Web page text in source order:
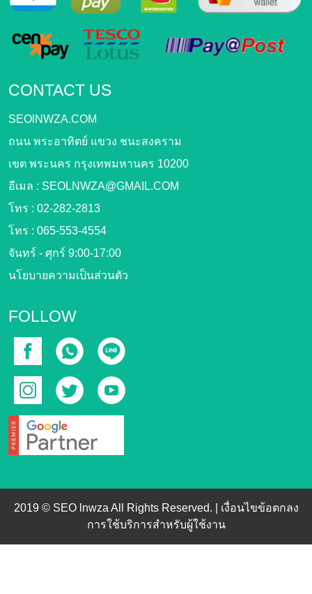
CONTACT US
SEOlNWZA.COM
ถนน พระอาทิตย์ แขวง ชนะสงคราม
เขต พระนคร กรุงเทพมหานคร 10200
อีเมล : SEOLNWZA@GMAIL.COM
โทร : 02-282-2813
โทร : 065-553-4554
จันทร์ - ศุกร์ 9:00-17:00
นโยบายความเป็นส่วนตัว
FOLLOW
2019 © SEO lnwza All Rights Reserved. | เงื่อนไขข้อตกลง
การใช้บริการสำหรับผู้ใช้งาน